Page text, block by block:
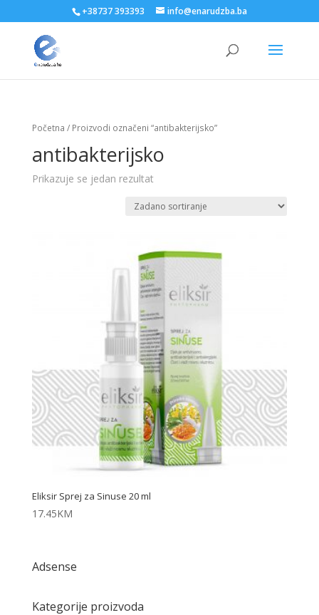
+38737 393393 info@enarudzba.ba
Početna / Proizvodi označeni “antibakterijsko”
antibakterijsko
Prikazuje se jedan rezultat
Eliksir Sprej za Sinuse 20 ml
17.45KM
Adsense
Kategorije proizvoda